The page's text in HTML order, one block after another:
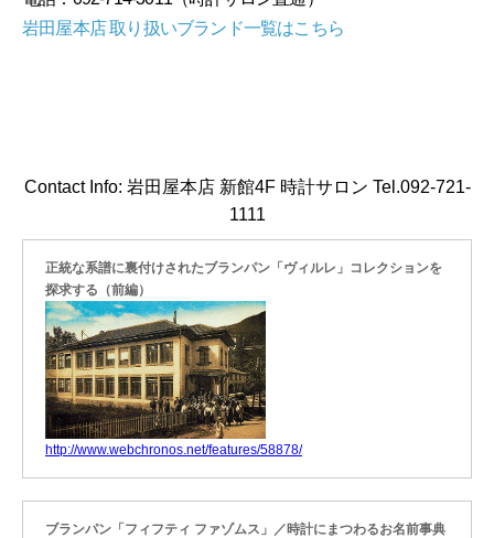
岩田屋本店 取り扱いブランド一覧はこちら
Contact Info: 岩田屋本店 新館4F 時計サロン Tel.092-721-
1111
正統な系譜に裏付けされたブランパン「ヴィルレ」コレクションを
探求する（前編）
http://www.webchronos.net/features/58878/
ブランパン「フィフティ ファゾムス」／時計にまつわるお名前事典